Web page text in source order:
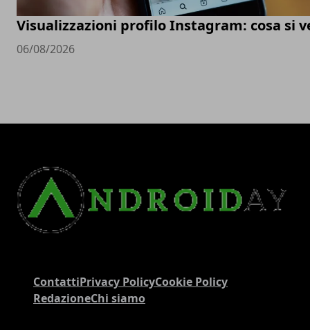
Visualizzazioni profilo Instagram: cosa si
06/08/2026
ContattiPrivacy PolicyCookie Policy
RedazioneChi siamo